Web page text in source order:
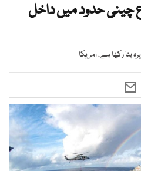
چینی حدود میں داخل
رکھا ہے، امریکا